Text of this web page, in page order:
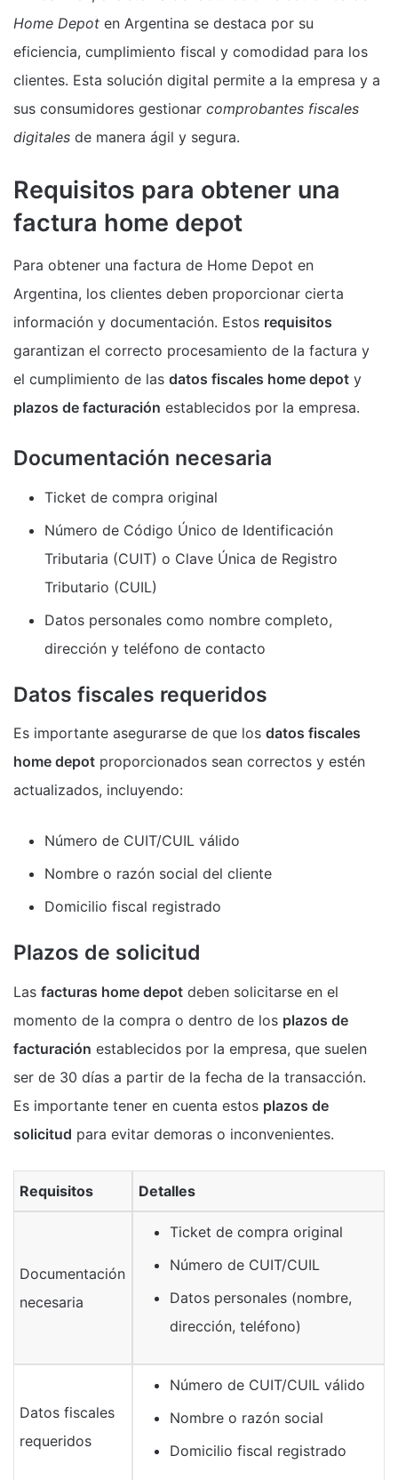
Home Depot en Argentina se destaca por su
eficiencia, cumplimiento fiscal y comodidad para los
clientes. Esta solución digital permite a la empresa y a
sus consumidores gestionar comprobantes fiscales
digitales de manera ágil y segura.
Requisitos para obtener una
factura home depot
Para obtener una factura de Home Depot en
Argentina, los clientes deben proporcionar cierta
información y documentación. Estos requisitos
garantizan el correcto procesamiento de la factura y
el cumplimiento de las datos fiscales home depot y
plazos de facturación establecidos por la empresa.
Documentación necesaria
Ticket de compra original
Número de Código Único de Identificación
Tributaria (CUIT) o Clave Única de Registro
Tributario (CUIL)
Datos personales como nombre completo,
dirección y teléfono de contacto
Datos fiscales requeridos
Es importante asegurarse de que los datos fiscales
home depot proporcionados sean correctos y estén
actualizados, incluyendo:
Número de CUIT/CUIL válido
Nombre o razón social del cliente
Domicilio fiscal registrado
Plazos de solicitud
Las facturas home depot deben solicitarse en el
momento de la compra o dentro de los plazos de
facturación establecidos por la empresa, que suelen
ser de 30 días a partir de la fecha de la transacción.
Es importante tener en cuenta estos plazos de
solicitud para evitar demoras o inconvenientes.
Requisitos Detalles
Documentación
necesaria
Ticket de compra original
Número de CUIT/CUIL
Datos personales (nombre,
dirección, teléfono)
Datos fiscales
requeridos
Número de CUIT/CUIL válido
Nombre o razón social
Domicilio fiscal registrado